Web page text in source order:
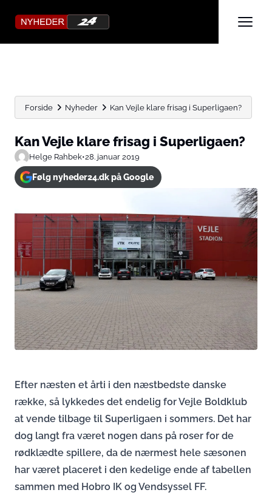
Forside Nyheder Kan Vejle klare frisag i Superligaen?
Kan Vejle klare frisag i Superligaen?
Helge Rahbek•28. januar 2019
Følg nyheder24.dk på Google
Efter næsten et årti i den næstbedste danske
række, så lykkedes det endelig for Vejle Boldklub
at vende tilbage til Superligaen i sommers. Det har
dog langt fra været nogen dans på roser for de
rødklædte spillere, da de nærmest hele sæsonen
har været placeret i den kedelige ende af tabellen
sammen med Hobro IK og Vendsyssel FF.